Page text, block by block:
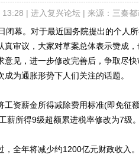
13:28 | 进入复兴论坛| 来源：三秦都
幕。对于最近国务院提出的个人所
审议，大家对草案总体表示赞成
见，进一步修改完善后，争取尽
为通胀形势下人们关注的话题。
资薪金所得减除费用标准(即免征
薪所得9级超额累进税率修改为7级。
全年将减少约1200亿元财政收入